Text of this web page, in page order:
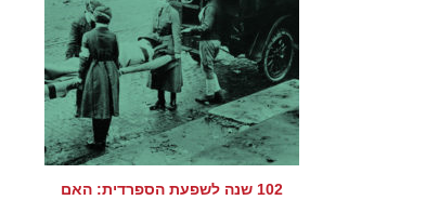
102 שנה לשפעת הספרדית: האם